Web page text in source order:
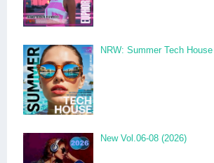
NRW: Summer Tech
New Vol.06-08 (2026)